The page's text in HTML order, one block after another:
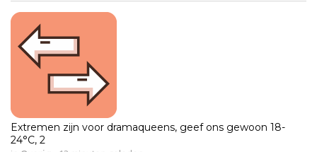
Extremen zijn voor dramaqueens, geef ons gewoon 18-
24°C, 2